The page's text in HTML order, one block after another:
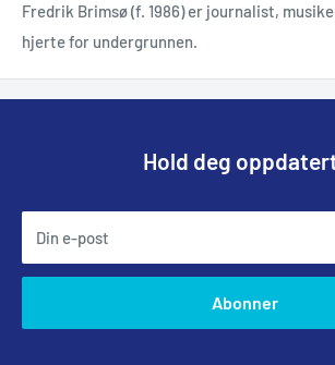
Fredrik Brimsø (f. 1986) er journalist,
hjerte for undergrunnen.
Hold deg
Din e-post
Abonner